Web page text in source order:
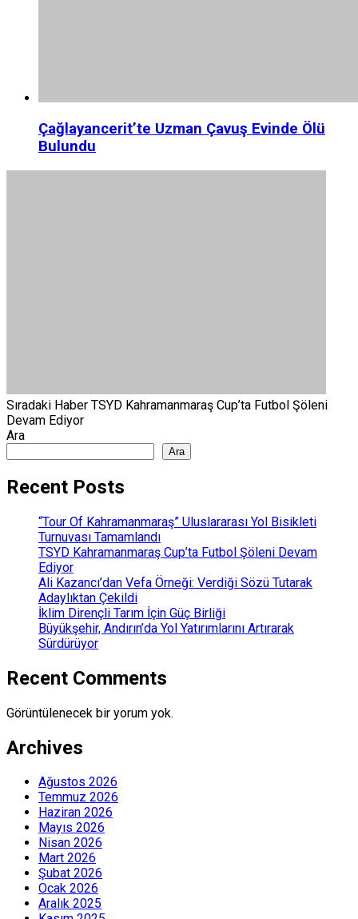
Çağlayancerit’te Uzman Çavuş Evinde Ölü
Bulundu
Sıradaki Haber TSYD Kahramanmaraş Cup’ta Futbol Şöleni
Devam Ediyor
Ara
Ara
Recent Posts
“Tour Of Kahramanmaraş” Uluslararası Yol Bisikleti
Turnuvası Tamamlandı
TSYD Kahramanmaraş Cup’ta Futbol Şöleni Devam
Ediyor
Ali Kazancı’dan Vefa Örneği: Verdiği Sözü Tutarak
Adaylıktan Çekildi
İklim Dirençli Tarım İçin Güç Birliği
Büyükşehir, Andırın’da Yol Yatırımlarını Artırarak
Sürdürüyor
Recent Comments
Görüntülenecek bir yorum yok.
Archives
Ağustos 2026
Temmuz 2026
Haziran 2026
Mayıs 2026
Nisan 2026
Mart 2026
Şubat 2026
Ocak 2026
Aralık 2025